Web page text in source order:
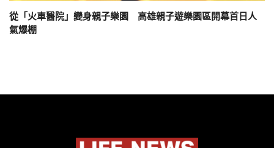
從「火車醫院」變身親子樂園 高雄親子遊樂園區開幕首日人
氣爆棚